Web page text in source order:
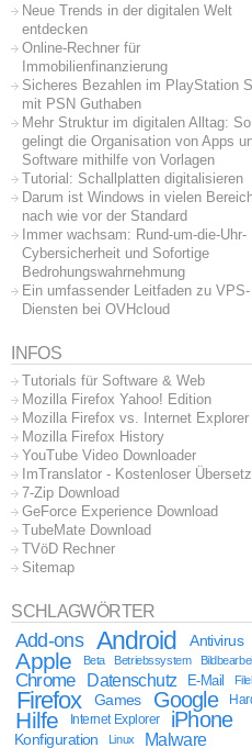
Neue Trends in der digitalen Welt
entdecken
Online-Rechner für
Immobilienfinanzierung
Sicheres Bezahlen im PlayStation
mit PSN Guthaben
Mehr Struktur im digitalen Alltag: So
gelingt die Organisation von Apps
Software mithilfe von Vorlagen
Tutorial: Schallplatten digitalisieren
Darum ist Windows in vielen
nach wie vor der Standard
Immer wachsam: Rund-um-die-Uhr-
Cybersicherheit und Sofortige
Bedrohungswahrnehmung
Ein umfassender Leitfaden zu VPS-
Diensten bei OVHcloud
INFOS
Tutorials für Software & Web
Mozilla Firefox Yahoo! Edition
Mozilla Firefox vs. Internet Explorer
Mozilla Firefox History
YouTube Video Downloader
ImTranslator - Kostenloser
7-Zip Download
GeForce Experience Download
TubeMate Download
TVöD Rechner
Sitemap
SCHLAGWÖRTER
Add-ons Android Antivirus
Apple Beta Betriebssystem
Chrome Datenschutz E-Mail
Firefox Games Google
Hilfe Internet Explorer iPhone
Konfiguration Linux Malware